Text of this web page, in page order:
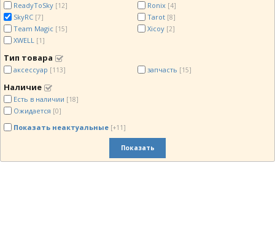
ReadyToSky [12] Ronix [4]
SkyRC [7] Tarot [8]
Team Magic [15] Xicoy [2]
XWELL [1]
Тип товара
аксессуар [113] запчасть [15]
Наличие
Есть в наличии [18]
Ожидается [0]
Показать неактуальные [+11]
Показать